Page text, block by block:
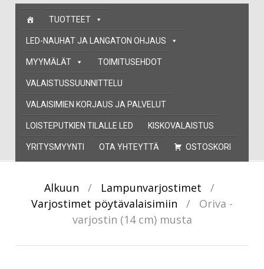
Skip
content
TUOTTEET
LED-NAUHAT JA LANGATON OHJAUS
MYYMÄLÄT TOIMITUSEHDOT
VALAISTUSSUUNNITTELU
VALAISIMIEN KORJAUS JA PALVELUT
LOISTEPUTKIEN TILALLE LED KISKOVALAISTUS
YRITYSMYYNTI OTA YHTEYTTÄ OSTOSKORI
Alkuun / Lampunvarjostimet
/
Varjostimet pöytävalaisimiin
/
Oriva -
varjostin (14 cm) musta